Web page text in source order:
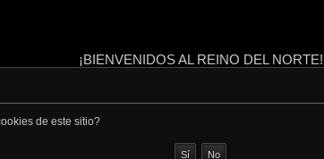
¡BIENVENIDOS AL REINO DEL NORTE!
de este sitio?